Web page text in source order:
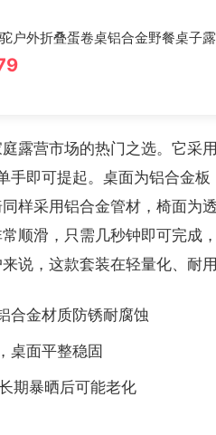
户外折叠蛋卷桌铝合金野餐桌子
露营市场的热门之选。它采
手即可提起。桌面为铝合金
样采用铝合金管材，椅面为
顺滑，只需几秒钟即可完成
说，这款套装在轻量化、耐
合金材质防锈耐腐蚀
桌面平整稳固
期暴晒后可能老化